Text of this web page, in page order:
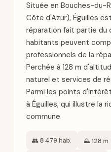
Située en Bouches-du-
Côte d'Azur), Éguilles
réparation fait partie du
habitants peuvent
professionnels de la
Perchée à 128 m
naturel et services de
Parmi les points
à Éguilles, qui illustre la
commune.
👥 8 479 hab.
⛰️ 128 m